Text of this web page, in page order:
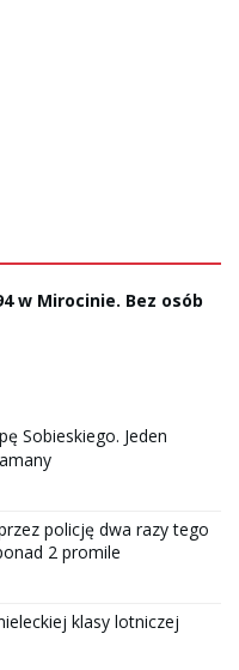
w Mirocinie. Bez osób
Sobieskiego. Jeden
policję dwa razy tego
2 promile
klasy lotniczej